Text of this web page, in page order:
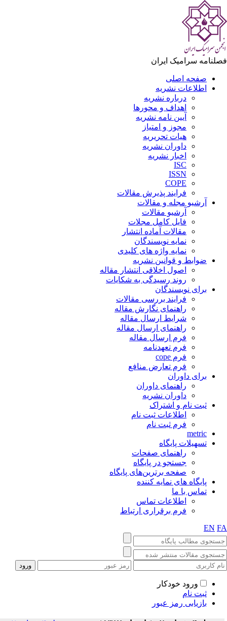
سرامیک ایران
صفحه اصلی
اطلاعات نشریه
درباره نشریه
اهداف و محورها
آیین نامه نشریه
مجوز و امتیاز
هیات تحریریه
داوران نشریه
اخبار نشریه
ISC
ISSN
COPE
فرایند پذیرش مقالات
آرشیو مجله و مقالات
آرشیو مقالات
فایل کامل مجلات
مقالات آماده انتشار
نمایه نویسندگان
نمایه واژه های کلیدی
ضوابط و قوانین نشریه
اصول اخلاقی انتشار مقاله
روند رسیدگی به شکایات
برای نویسندگان
فرایند بررسی مقالات
راهنمای نگارش مقاله
شرایط ارسال مقاله
راهنمای ارسال مقاله
فرم ارسال مقاله
فرم تعهدنامه
فرم cope
فرم تعارض منافع
برای داوران
راهنمای داوران
داوران نشریه
ثبت نام و اشتراک
اطلاعات ثبت نام
فرم ثبت نام
metric
تسهیلات پایگاه
راهنمای صفحات
جستجو در پایگاه
صفحه برترین‌های پایگاه
پایگاه های نمایه کننده
تماس با ما
اطلاعات تماس
فرم برقراری ارتباط
EN
ورود خودکار
ثبت نام
بازیابی رمز عبور